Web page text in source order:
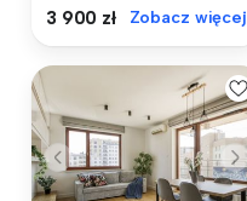
3 900 zł Zobacz więcej